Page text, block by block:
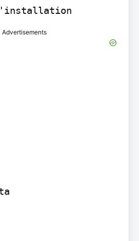
Advertisements